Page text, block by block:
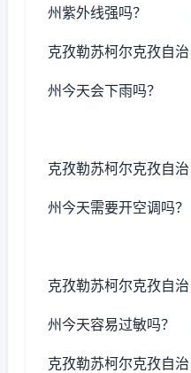
州紫外线强吗？
克孜勒苏柯尔克孜自治
州今天会下雨吗？
克孜勒苏柯尔克孜自治
州今天需要开空调吗？
克孜勒苏柯尔克孜自治
州今天容易过敏吗？
克孜勒苏柯尔克孜自治